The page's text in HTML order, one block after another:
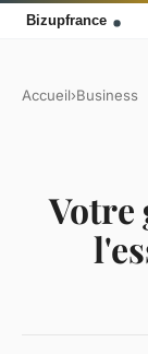
Accueil›Business
Votre